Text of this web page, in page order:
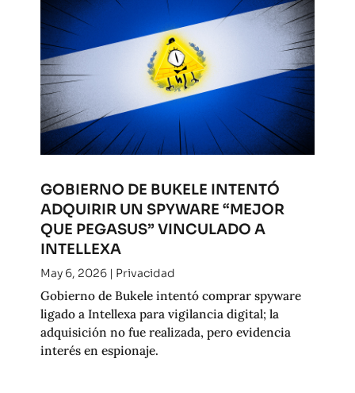
GOBIERNO DE BUKELE INTENTÓ
ADQUIRIR UN SPYWARE “MEJOR
QUE PEGASUS” VINCULADO A
INTELLEXA
May 6, 2026| Privacidad
Gobierno de Bukele intentó comprar spyware
ligado a Intellexa para vigilancia digital; la
adquisición no fue realizada, pero evidencia
interés en espionaje.